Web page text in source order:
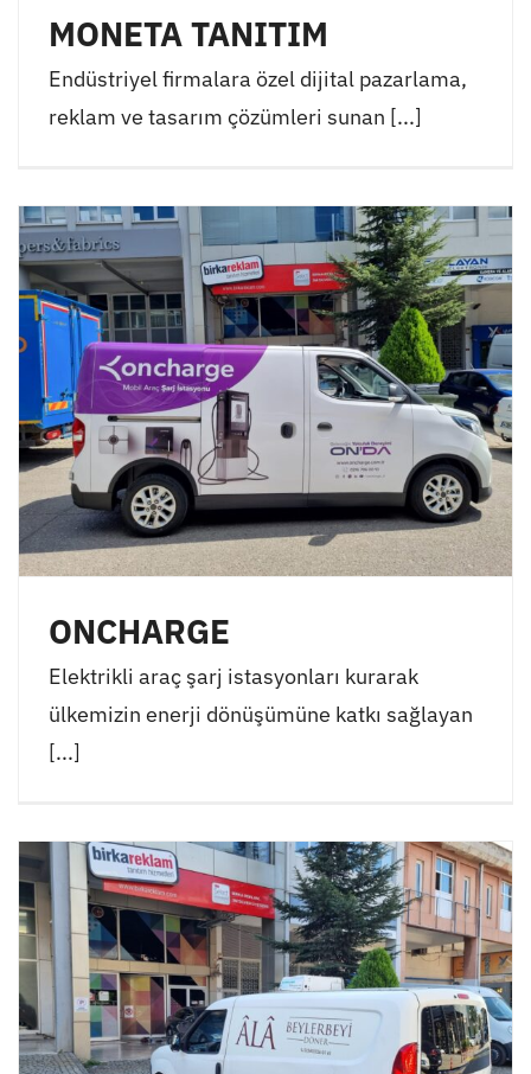
MONETA TANITIM
Endüstriyel firmalara özel dijital pazarlama,
reklam ve tasarım çözümleri sunan [...]
ONCHARGE
Elektrikli araç şarj istasyonları kurarak
ülkemizin enerji dönüşümüne katkı sağlayan
[...]